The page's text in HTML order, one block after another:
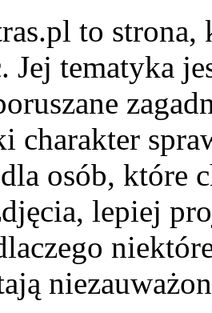
to strona,
Jej tematyka
charakter
osób, które
lepiej